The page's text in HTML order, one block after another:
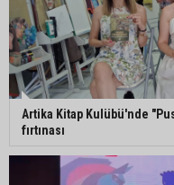
Artika Kitap Kulübü'nde
fırtınası